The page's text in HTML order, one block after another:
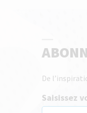
De
Saisissez